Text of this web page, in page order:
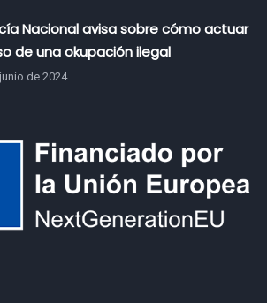
Nacional avisa sobre cómo actuar
de una okupación ilegal
de 2024